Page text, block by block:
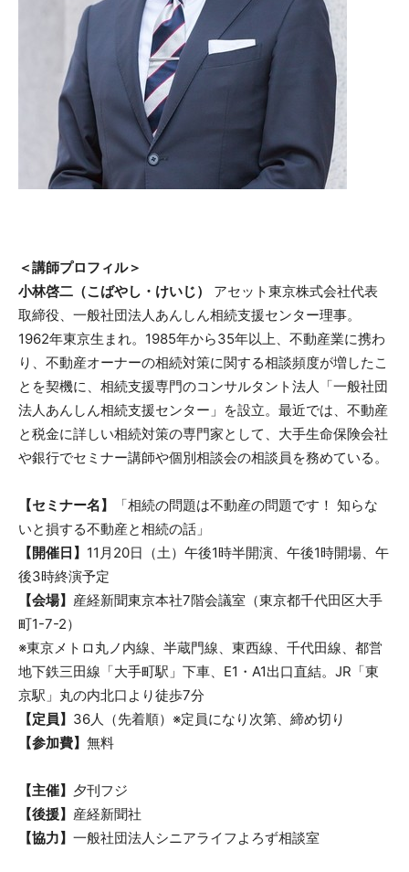
＜講師プロフィル＞
小林啓二（こばやし・けいじ）
アセット東京株式会社代表
取締役、一般社団法人あんしん相続支援センター理事。
1962年東京生まれ。1985年から35年以上、不動産業に携わ
り、不動産オーナーの相続対策に関する相談頻度が増したこ
とを契機に、相続支援専門のコンサルタント法人「一般社団
法人あんしん相続支援センター」を設立。最近では、不動産
と税金に詳しい相続対策の専門家として、大手生命保険会社
や銀行でセミナー講師や個別相談会の相談員を務めている。
【セミナー名】
「相続の問題は不動産の問題です！ 知らな
いと損する不動産と相続の話」
【開催日】 11月20日（土）午後1時半開演、午後1時開場、午
後3時終演予定
【会場】 産経新聞東京本社7階会議室（東京都千代田区大手
町1-7-2）
※東京メトロ丸ノ内線、半蔵門線、東西線、千代田線、都営
地下鉄三田線「大手町駅」下車、E1・A1出口直結。JR「東
京駅」丸の内北口より徒歩7分
【定員】 36人（先着順）※定員になり次第、締め切り
【参加費】 無料
【主催】 夕刊フジ
【後援】 産経新聞社
【協力】 一般社団法人シニアライフよろず相談室